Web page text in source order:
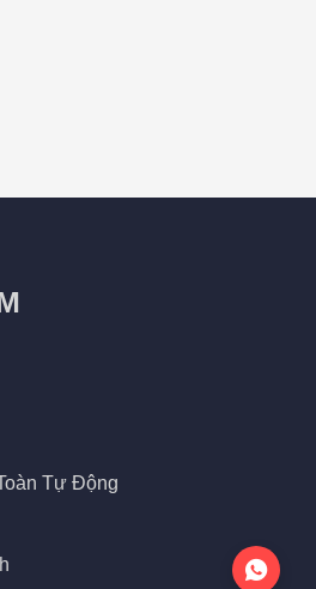
Tự Động